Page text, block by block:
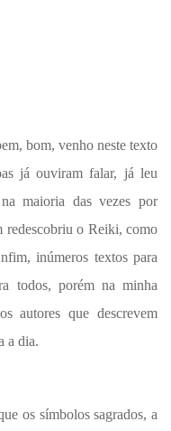
bom, venho neste texto
já ouviram falar, já leu
maioria das vezes por
redescobriu o Reiki, como
inúmeros textos para
todos, porém na minha
autores que descrevem
a dia.
os símbolos sagrados, a